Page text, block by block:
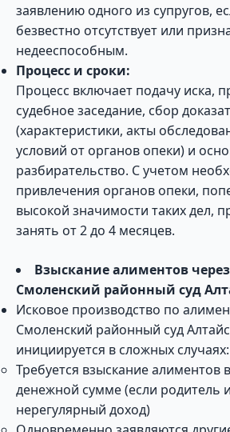
заявлению одного из супругов,
безвестно отсутствует или
недееспособным.
Процесс и сроки:
Процесс включает подачу иска,
судебное заседание, сбор
(характеристики, акты
условий от органов опеки) и
разбирательство. С учетом
привлечения органов опеки,
высокой значимости таких дел,
занять от 2 до 4 месяцев.
Взыскание алиментов через
Смоленский районный суд
Исковое производство по
Смоленский районный суд
инициируется в сложных случаях:
Требуется взыскание алиментов
денежной сумме (если родитель
нерегулярный доход)